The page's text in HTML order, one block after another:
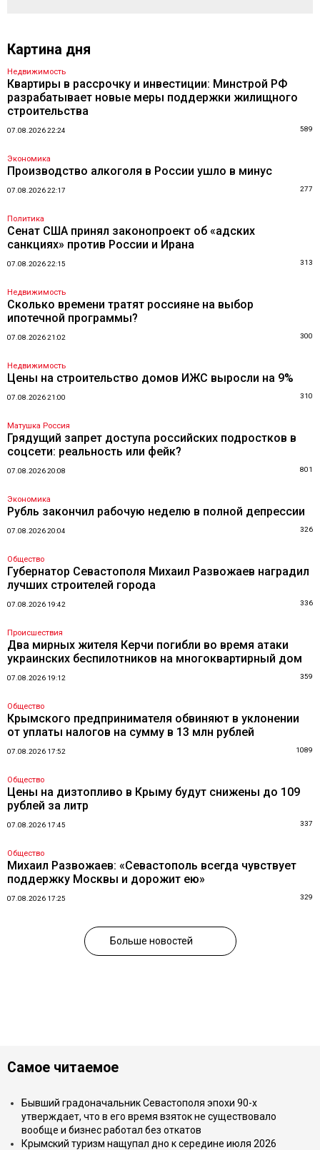
Картина дня
Недвижимость
Квартиры в рассрочку и инвестиции: Минстрой РФ
разрабатывает новые меры поддержки жилищного
строительства
07.08.2026 22:24 589
Экономика
Производство алкоголя в России ушло в минус
07.08.2026 22:17 277
Политика
Сенат США принял законопроект об «адских
санкциях» против России и Ирана
07.08.2026 22:15 313
Недвижимость
Сколько времени тратят россияне на выбор
ипотечной программы?
07.08.2026 21:02 300
Недвижимость
Цены на строительство домов ИЖС выросли на 9%
07.08.2026 21:00 310
Матушка Россия
Грядущий запрет доступа российских подростков в
соцсети: реальность или фейк?
07.08.2026 20:08 801
Экономика
Рубль закончил рабочую неделю в полной депрессии
07.08.2026 20:04 326
Общество
Губернатор Севастополя Михаил Развожаев наградил
лучших строителей города
07.08.2026 19:42 336
Происшествия
Два мирных жителя Керчи погибли во время атаки
украинских беспилотников на многоквартирный дом
07.08.2026 19:12 359
Общество
Крымского предпринимателя обвиняют в уклонении
от уплаты налогов на сумму в 13 млн рублей
07.08.2026 17:52 1089
Общество
Цены на дизтопливо в Крыму будут снижены до 109
рублей за литр
07.08.2026 17:45 337
Общество
Михаил Развожаев: «Севастополь всегда чувствует
поддержку Москвы и дорожит ею»
07.08.2026 17:25 329
Больше новостей
Самое читаемое
Бывший градоначальник Севастополя эпохи 90-х
утверждает, что в его время взяток не существовало
вообще и бизнес работал без откатов
Крымский туризм нащупал дно к середине июля 2026